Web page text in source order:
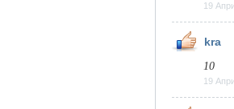
19
kra
10
19